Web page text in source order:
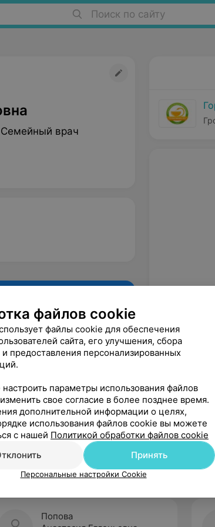
Поиск по сайту
врач
Рекомендую
Попова
файлов cookie
файлы cookie для обеспечения
сайта, его улучшения, сбора
и предоставления персонализированных
параметры использования файлов
свое согласие в более позднее время.
дополнительной информации о целях,
использования файлов cookie вы можете
с нашей Политикой обработки файлов cookie
Принять
Персональные настройки Cookie